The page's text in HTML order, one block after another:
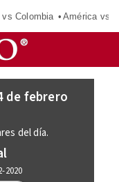
vs Colombia América vs
de febrero
del día.
2020